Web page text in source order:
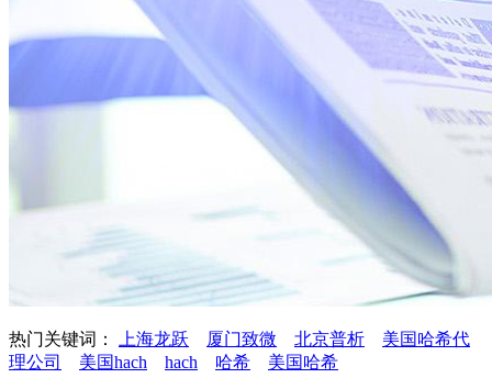
热门关键词： 上海龙跃 厦门致微 北京普析
美国哈希代
理公司
美国hach hach 哈希 美国哈希